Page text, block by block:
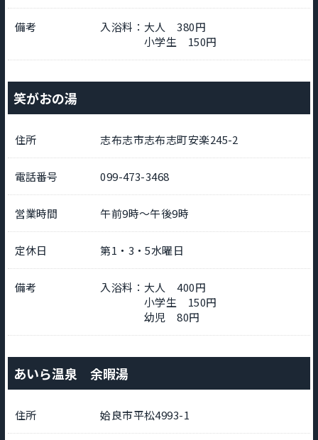
備考
入浴料：大人 380円
小学生 150円
笑がおの湯
住所 志布志市志布志町安楽245-2
電話番号 099-473-3468
営業時間 午前9時～午後9時
定休日 第1・3・5水曜日
備考
入浴料：大人 400円
小学生 150円
幼児 80円
あいら温泉 余暇湯
住所 姶良市平松4993-1